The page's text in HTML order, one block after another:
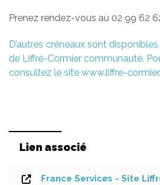
Prenez rendez-vous au 02 99 62
D’autres créneaux sont
de Liffré-Cormier communauté.
consultez le site www.liffre-
Lien associé
France Services - Site